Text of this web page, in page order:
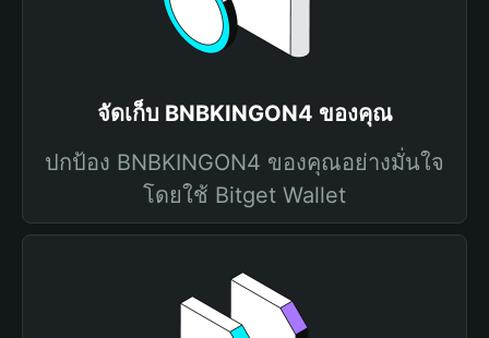
จัดเก็บ BNBKINGON4 ของคุณ
ปกป้อง BNBKINGON4 ของคุณอย่างมั่นใจ
โดยใช้ Bitget Wallet